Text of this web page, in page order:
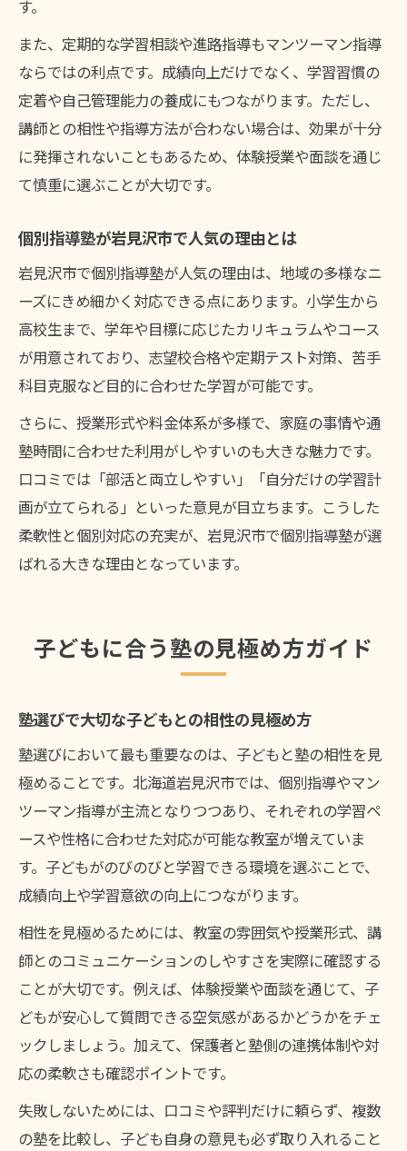
す。
また、定期的な学習相談や進路指導もマンツーマン指導
ならではの利点です。成績向上だけでなく、学習習慣の
定着や自己管理能力の養成にもつながります。ただし、
講師との相性や指導方法が合わない場合は、効果が十分
に発揮されないこともあるため、体験授業や面談を通じ
て慎重に選ぶことが大切です。
個別指導塾が岩見沢市で人気の理由とは
岩見沢市で個別指導塾が人気の理由は、地域の多様なニ
ーズにきめ細かく対応できる点にあります。小学生から
高校生まで、学年や目標に応じたカリキュラムやコース
が用意されており、志望校合格や定期テスト対策、苦手
科目克服など目的に合わせた学習が可能です。
さらに、授業形式や料金体系が多様で、家庭の事情や通
塾時間に合わせた利用がしやすいのも大きな魅力です。
口コミでは「部活と両立しやすい」「自分だけの学習計
画が立てられる」といった意見が目立ちます。こうした
柔軟性と個別対応の充実が、岩見沢市で個別指導塾が選
ばれる大きな理由となっています。
子どもに合う塾の見極め方ガイド
塾選びで大切な子どもとの相性の見極め方
塾選びにおいて最も重要なのは、子どもと塾の相性を見
極めることです。北海道岩見沢市では、個別指導やマン
ツーマン指導が主流となりつつあり、それぞれの学習ペ
ースや性格に合わせた対応が可能な教室が増えていま
す。子どもがのびのびと学習できる環境を選ぶことで、
成績向上や学習意欲の向上につながります。
相性を見極めるためには、教室の雰囲気や授業形式、講
師とのコミュニケーションのしやすさを実際に確認する
ことが大切です。例えば、体験授業や面談を通じて、子
どもが安心して質問できる空気感があるかどうかをチェ
ックしましょう。加えて、保護者と塾側の連携体制や対
応の柔軟さも確認ポイントです。
失敗しないためには、口コミや評判だけに頼らず、複数
の塾を比較し、子ども自身の意見も必ず取り入れること